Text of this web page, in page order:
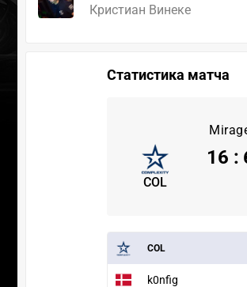
Кристиан Винеке
Статистика матча
COL
16 :
COL
k0nfig